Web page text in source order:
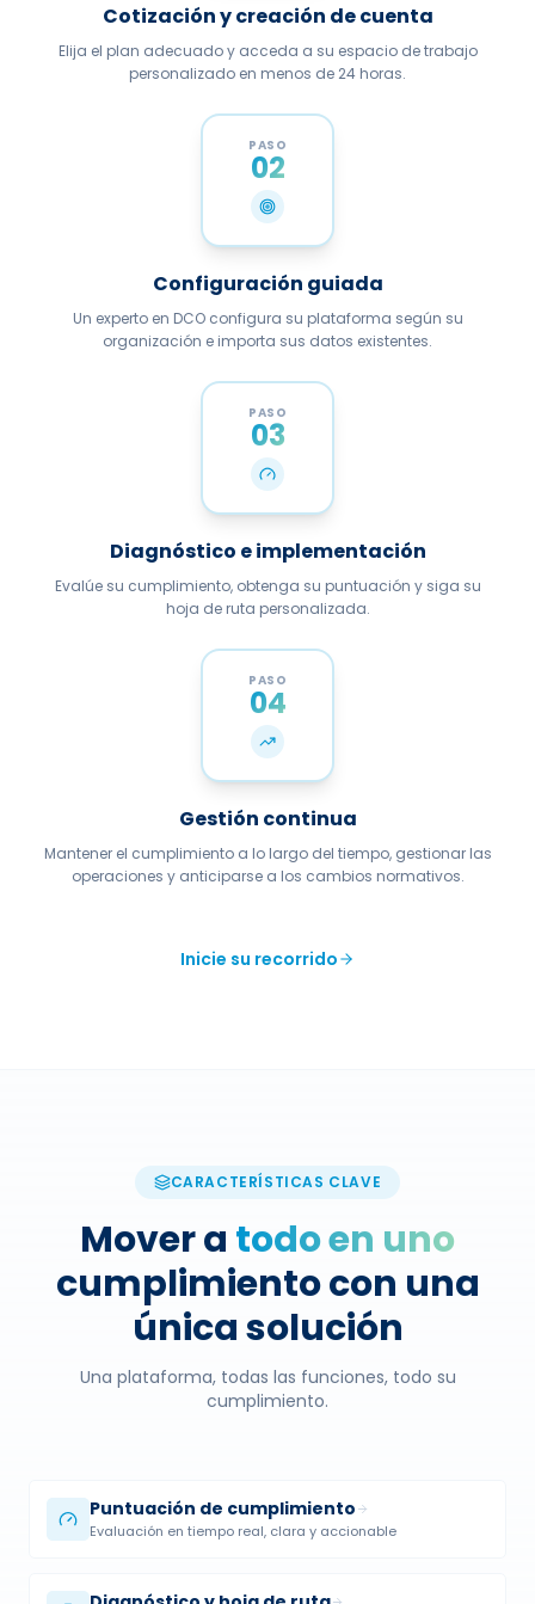
Elija el plan adecuado y acceda a su espacio de trabajo
personalizado en menos de 24 horas.
PASO
02
Configuración guiada
Un experto en DCO configura su plataforma según su
organización e importa sus datos existentes.
PASO
03
Diagnóstico e implementación
Evalúe su cumplimiento, obtenga su puntuación y siga su
hoja de ruta personalizada.
PASO
04
Gestión continua
Mantener el cumplimiento a lo largo del tiempo, gestionar las
operaciones y anticiparse a los cambios normativos.
Mover a
cumplimiento con una
única solución
Una plataforma, todas las funciones, todo su
cumplimiento.
Evaluación en tiempo real, clara y accionable
Plan de acción personalizado y priorizado